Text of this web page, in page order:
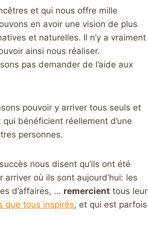
et qui nous offre mille
en avoir une vision de plus
et naturelles. Il n’y a vraiment
ainsi nous réaliser.
pas demander de l’aide aux
pouvoir y arriver tous seuls et
bénéficient réellement d’une
personnes.
nous disent qu’ils ont été
arriver où ils sont aujourd’hui: les
d’affaires, … remercient tous leur
que tous inspirés, et qui est parfois